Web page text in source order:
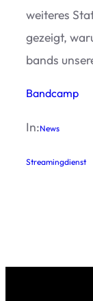
wei­te­res
gezeigt,
bands
Band­camp
In:News
Streamingdienst